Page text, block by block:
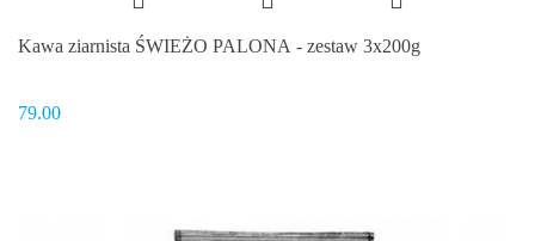
Kawa ziarnista ŚWIEŻO PALONA - zestaw 3x200g
79.00